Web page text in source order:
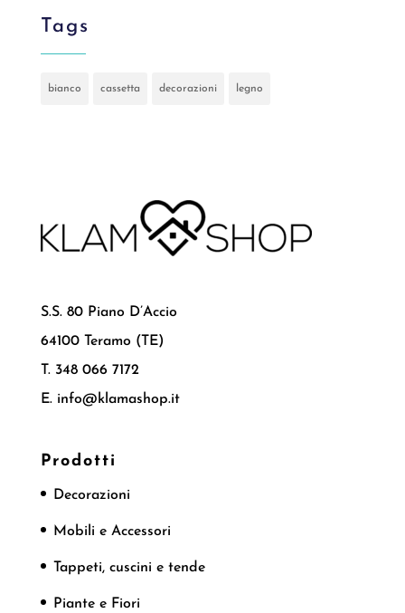
Tags
bianco cassetta decorazioni legno
S.S. 80 Piano D’Accio
64100 Teramo (TE)
T. 348 066 7172
E. info@klamashop.it
Prodotti
Decorazioni
Mobili e Accessori
Tappeti, cuscini e tende
Piante e Fiori